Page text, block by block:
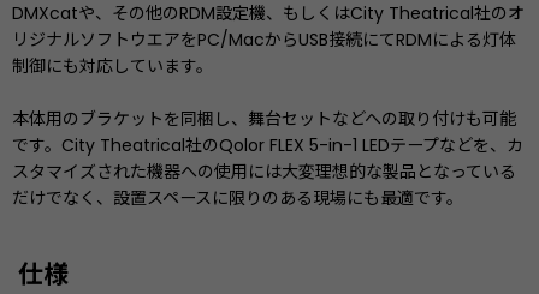
DMXcatや、その他のRDM設定機、もしくはCity Theatrical社のオ
リジナルソフトウエアをPC/MacからUSB接続にてRDMによる灯体
制御にも対応しています。
本体用のブラケットを同梱し、舞台セットなどへの取り付けも可能
です。City Theatrical社のQolor FLEX 5-in-1 LEDテープなどを、カ
スタマイズされた機器への使用には大変理想的な製品となっている
だけでなく、設置スペースに限りのある現場にも最適です。
仕様